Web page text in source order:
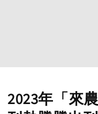
2023年「來